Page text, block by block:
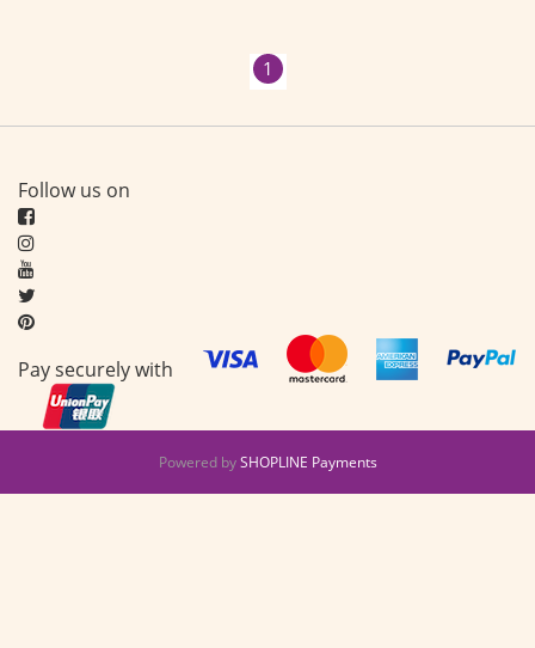
1
Follow us on
Pay securely with
Powered bySHOPLINE Payments